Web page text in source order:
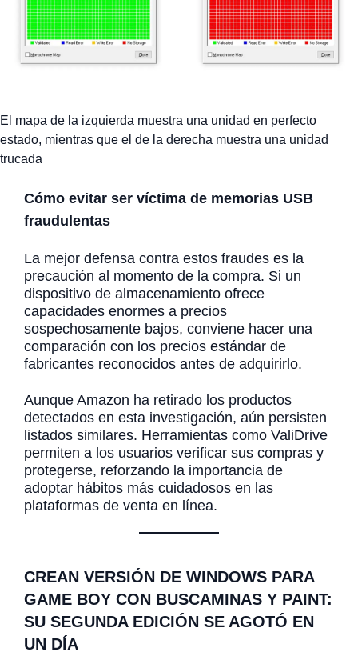
El mapa de la izquierda muestra una unidad en perfecto
estado, mientras que el de la derecha muestra una unidad
trucada
Cómo evitar ser víctima de memorias USB
fraudulentas
La mejor defensa contra estos fraudes es la
precaución al momento de la compra. Si un
dispositivo de almacenamiento ofrece
capacidades enormes a precios
sospechosamente bajos, conviene hacer una
comparación con los precios estándar de
fabricantes reconocidos antes de adquirirlo.
Aunque Amazon ha retirado los productos
detectados en esta investigación, aún persisten
listados similares. Herramientas como ValiDrive
permiten a los usuarios verificar sus compras y
protegerse, reforzando la importancia de
adoptar hábitos más cuidadosos en las
plataformas de venta en línea.
CREAN VERSIÓN DE WINDOWS PARA
GAME BOY CON BUSCAMINAS Y PAINT:
SU SEGUNDA EDICIÓN SE AGOTÓ EN
UN DÍA